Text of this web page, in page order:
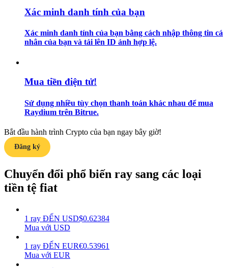
Học cách duy trì lợi nhuận
Xác minh danh tính của bạn
Xác minh danh tính của bạn bằng cách nhập thông tin cá
nhân của bạn và tải lên ID ảnh hợp lệ.
Mua tiền điện tử!
Sử dụng nhiều tùy chọn thanh toán khác nhau để mua
Raydium trên Bitrue.
Bắt đầu hành trình Crypto của bạn ngay bây giờ!
Đăng ký
Chuyển đổi phổ biến ray sang các loại
tiền tệ fiat
1 ray ĐẾN USD$0.62384
Mua với USD
1 ray ĐẾN EUR€0.53961
Mua với EUR